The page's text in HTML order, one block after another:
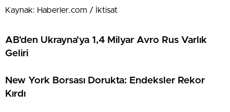
Kaynak: Haberler.com / İktisat
AB’den Ukrayna’ya 1,4 Milyar Avro Rus Varlık
Geliri
New York Borsası Dorukta: Endeksler Rekor
Kırdı